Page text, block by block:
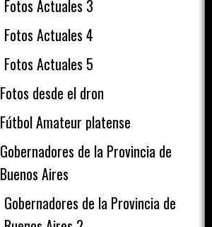
Fotos Actuales 3
Fotos Actuales 4
Fotos Actuales 5
Fotos desde el dron
Fútbol Amateur platense
Gobernadores de la Provincia de
Buenos Aires
Gobernadores de la Provincia de